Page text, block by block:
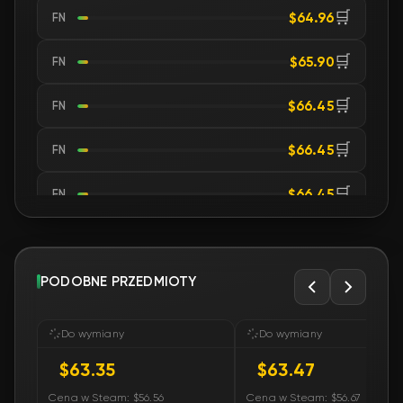
FN $64.96🛒
FN $65.90🛒
FN $66.45🛒
FN $66.45🛒
FN $66.45🛒
FN $67.32 🛒
FN
FN $67.96
PODOBNE PRZEDMIOTY
Do wymiany
$63.35
Cena w Steam: $56.56
Do wymiany
$63.47
Cena w Steam: $56.67